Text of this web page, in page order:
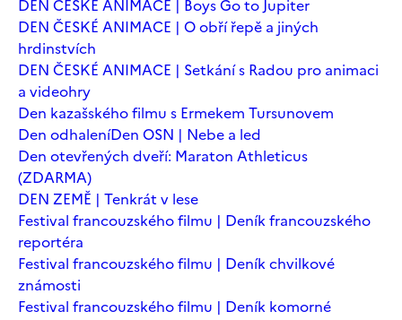
DEN ČESKÉ ANIMACE | Boys Go to Jupiter
DEN ČESKÉ ANIMACE | O obří řepě a jiných
hrdinstvích
DEN ČESKÉ ANIMACE | Setkání s Radou pro animaci
a videohry
Den kazašského filmu s Ermekem Tursunovem
Den odhaleníDen OSN | Nebe a led
Den otevřených dveří: Maraton Athleticus
(ZDARMA)
DEN ZEMĚ | Tenkrát v lese
Festival francouzského filmu | Deník francouzského
reportéra
Festival francouzského filmu | Deník chvilkové
známosti
Festival francouzského filmu | Deník komorné